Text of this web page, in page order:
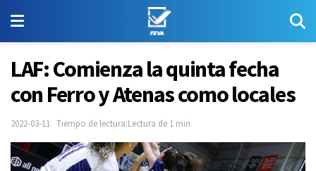
LAF: Comienza la quinta fecha
con Ferro y Atenas como locales
2022-03-11 Tiempo de lectura:Lectura de 1 min